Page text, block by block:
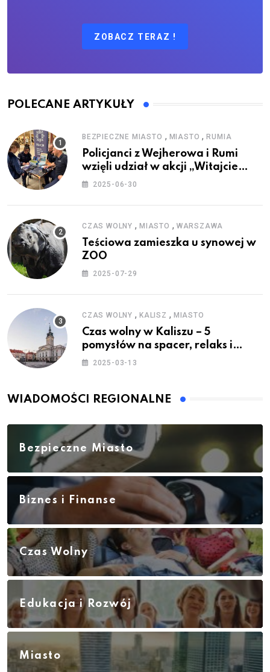
ZOBACZ TERAZ !
POLECANE ARTYKUŁY
BEZPIECZNE MIASTO , MIASTO ,RUMIA
Policjanci z Wejherowa i Rumi
wzięli udział w akcji „Witajcie
Wakacje”
2025-06-30
CZAS WOLNY , MIASTO , WARSZAWA
Teściowa zamieszka u synowej w
ZOO
2025-07-29
CZAS WOLNY , KALISZ , MIASTO
Czas wolny w Kaliszu – 5
pomysłów na spacer, relaks i
rodzinne atrakcje
2025-03-13
WIADOMOŚCI REGIONALNE
Bezpieczne Miasto
Biznes i Finanse
Czas Wolny
Edukacja i Rozwój
Miasto